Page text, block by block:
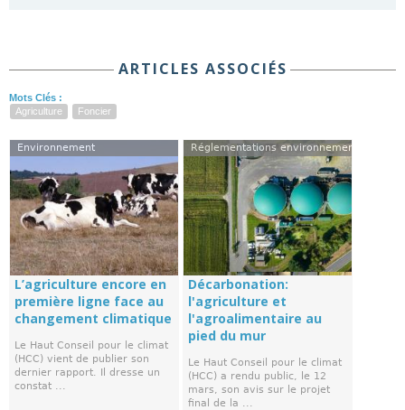
ARTICLES ASSOCIÉS
Mots Clés :
Agriculture
Foncier
Environnement
L’agriculture encore en
première ligne face au
changement climatique
Le Haut Conseil pour le climat
(HCC) vient de publier son
dernier rapport. Il dresse un
constat ...
Réglementations environnementales
Décarbonation:
l'agriculture et
l'agroalimentaire au
pied du mur
Le Haut Conseil pour le climat
(HCC) a rendu public, le 12
mars, son avis sur le projet
final de la ...